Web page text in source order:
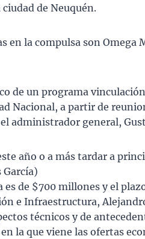
de Neuquén.
en la compulsa son Omega
de un programa
Nacional, a partir de
administrador general,
año o a más tardar a
de $700 millones y el
e Infraestructura,
técnicos y de
la que viene las ofertas